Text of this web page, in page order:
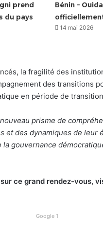
prend
du pays
Bénin –
14 mai 2026
la fragilité des
des transitions
en période de
prisme de
et des dynamiques de leur
gouvernance
ce grand rendez-vous,
Google 1